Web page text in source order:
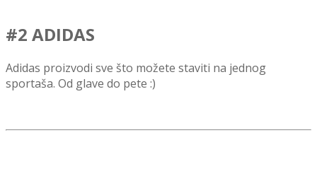
#2 ADIDAS
Adidas proizvodi sve što možete staviti na jednog
sportaša. Od glave do pete :)